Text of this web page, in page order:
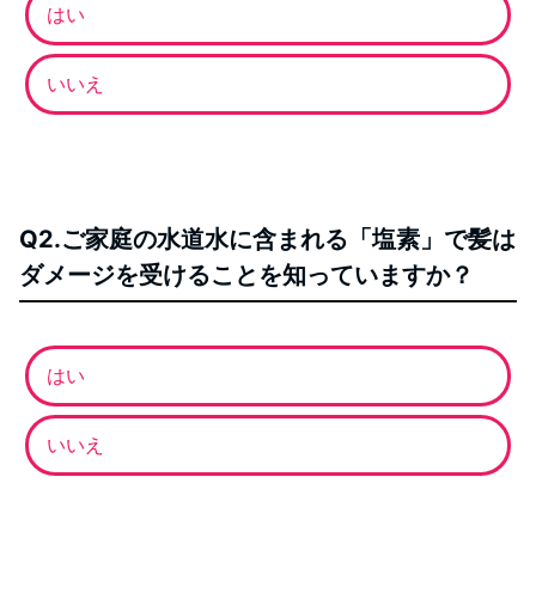
はい
いいえ
Q2.ご家庭の水道水に含まれる「塩素」で髪は
ダメージを受けることを知っていますか？
はい
いいえ